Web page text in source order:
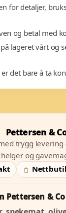
for detaljer,
og betal med
lageret vårt og
det bare å ta
Pettersen &
trygg levering
helger og
Pettersen & Co